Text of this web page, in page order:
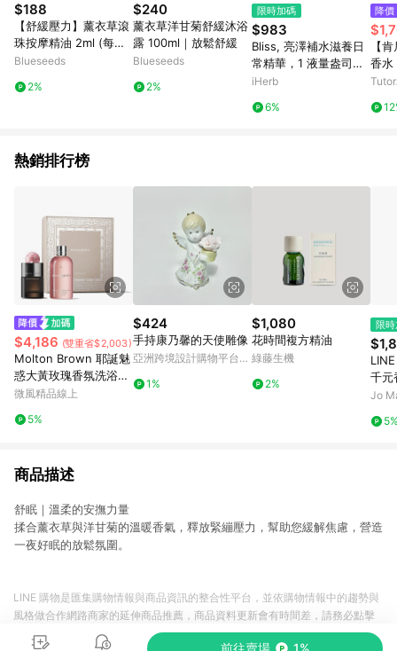
$188
【舒緩壓力】薰衣草滾
珠按摩精油 2ml (每日
舒活系列)
Blueseeds
2%
$240
薰衣草洋甘菊舒緩沐浴
露 100ml｜放鬆舒緩
Blueseeds
2%
限時加碼
$983
Bliss, 亮澤補水滋養日
常精華，1 液量盎司
（30 毫升）
iHerb
6%
降價
【
香水
熱銷排行榜
$4,186 (雙重省$2,003)
Molton Brown 耶誕魅
惑大黃玫瑰香氛洗浴禮
盒
微風精品線上
5%
$424
手持康乃馨的天使雕像
亞洲跨境設計購物平台
1%
$1,080
花時間複方精油
綠藤生機
2%
限
千元
Jo
商品描述
舒眠｜溫柔的安撫力量
揉合薰衣草與洋甘菊的溫暖香氣，釋放緊繃壓力，幫助您緩解焦慮，營造
一夜好眠的放鬆氛圍。
前往賣場 1%
LINE 購物是匯集購物情報與商品資訊的整合性平台，並依購物情報中的趨勢與
風格做合作網路商家的延伸商品推薦，商品資料更新會有時間差，請務必點擊
商品至各合作網路商家，確認現售價與購物條件，一切資訊以合作廠商網頁為